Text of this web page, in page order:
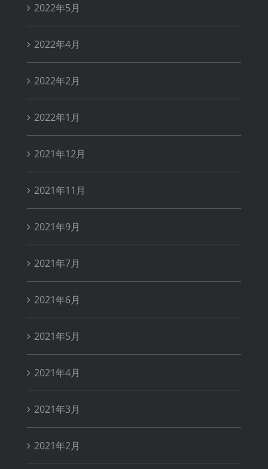
2022年5月
2022年4月
2022年2月
2022年1月
2021年12月
2021年11月
2021年9月
2021年7月
2021年6月
2021年5月
2021年4月
2021年3月
2021年2月